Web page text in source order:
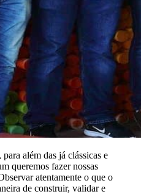
além das já clássicas e
queremos fazer nossas
atentamente o que o
de construir, validar e